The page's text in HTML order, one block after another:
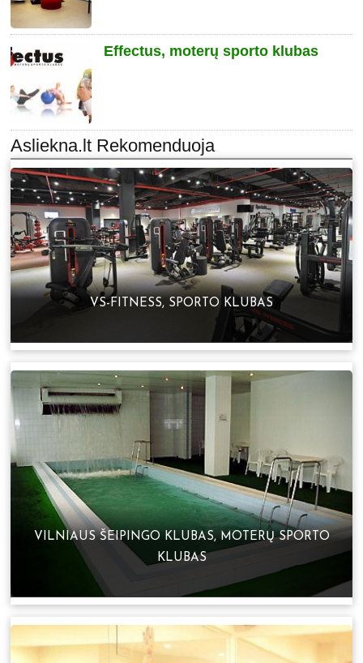
Effectus, moterų sporto klubas
VS-FITNESS, SPORTO KLUBAS
VILNIAUS ŠEIPINGO KLUBAS, MOTERŲ SPORTO
KLUBAS